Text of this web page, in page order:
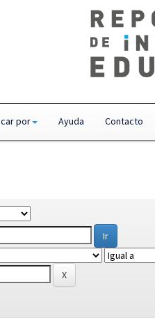
por Ayuda Contacto